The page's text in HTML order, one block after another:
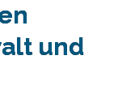
und